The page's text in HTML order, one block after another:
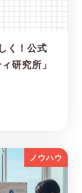
く！公式
研究所」
ノウハウ